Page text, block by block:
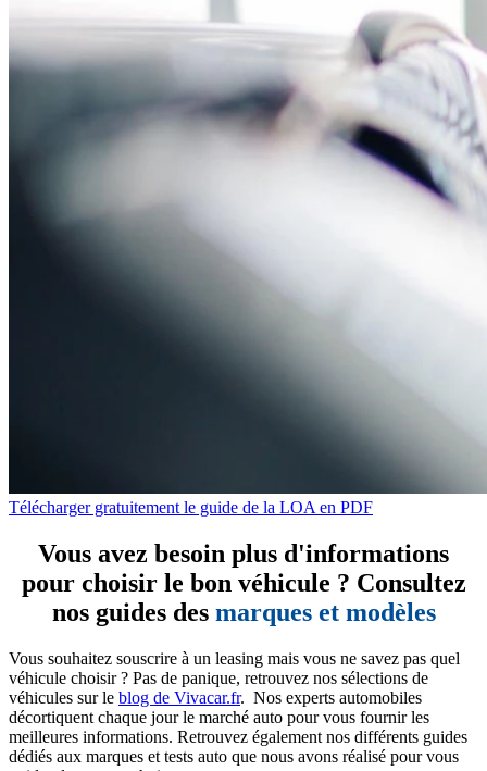
Télécharger gratuitement le guide de la LOA en PDF
Vous avez besoin plus d'informations
pour choisir le bon véhicule ? Consultez
nos guides des marques et modèles
Vous souhaitez souscrire à un leasing mais vous ne savez pas quel
véhicule choisir ? Pas de panique, retrouvez nos sélections de
véhicules sur le blog de Vivacar.fr. Nos experts automobiles
décortiquent chaque jour le marché auto pour vous fournir les
meilleures informations. Retrouvez également nos différents guides
dédiés aux marques et tests auto que nous avons réalisé pour vous